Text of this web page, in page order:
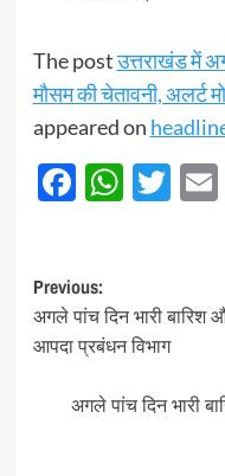
The postउत्तराखंड में
मौसम की चेतावनी, अलर्ट
appeared on
Post
navigation
Previous:
अगले पांच दिन भारी बारिश
आपदा प्रबंधन विभाग
अगले पांच दिन भारी